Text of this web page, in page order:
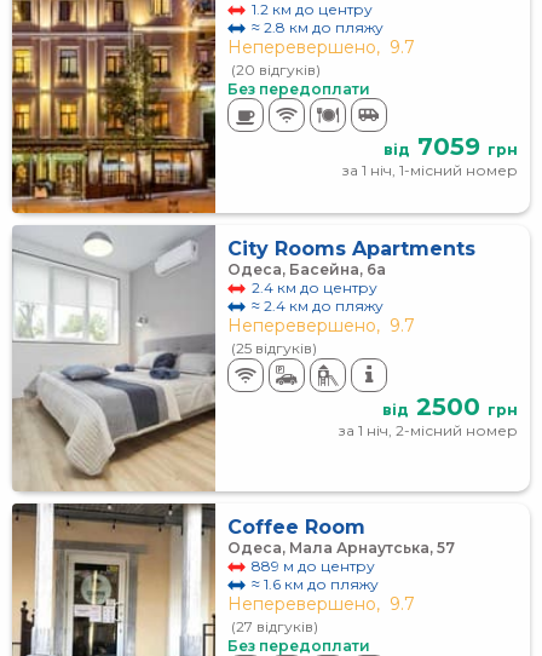
1.2 км до центру
≈ 2.8 км до пляжу
Неперевершено, 9.7
(20 відгуків)
Без передоплати
від 7059 грн
за 1 ніч, 1-місний номер
City Rooms Apartments
Одеса, Басейна, 6а
2.4 км до центру
≈ 2.4 км до пляжу
Неперевершено, 9.7
(25 відгуків)
від 2500 грн
за 1 ніч, 2-місний номер
Coffee Room
Одеса, Мала Арнаутська, 57
889 м до центру
≈ 1.6 км до пляжу
Неперевершено, 9.7
(27 відгуків)
Без передоплати